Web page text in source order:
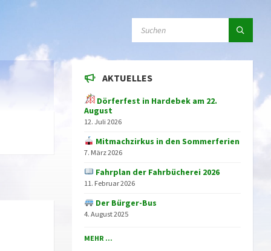
AKTUELLES
Dörferfest in Hardebek am 22.
August
12. Juli 2026
Mitmachzirkus in den Sommerferien
7. März 2026
Fahrplan der Fahrbücherei 2026
11. Februar 2026
Der Bürger-Bus
4. August 2025
MEHR ...